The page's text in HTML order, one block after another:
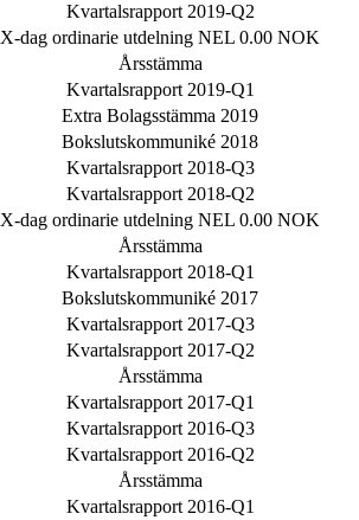
Kvartalsrapport 2019-Q2
X-dag ordinarie utdelning NEL 0.00 NOK
Årsstämma
Kvartalsrapport 2019-Q1
Extra Bolagsstämma 2019
Bokslutskommuniké 2018
Kvartalsrapport 2018-Q3
Kvartalsrapport 2018-Q2
X-dag ordinarie utdelning NEL 0.00 NOK
Årsstämma
Kvartalsrapport 2018-Q1
Bokslutskommuniké 2017
Kvartalsrapport 2017-Q3
Kvartalsrapport 2017-Q2
Årsstämma
Kvartalsrapport 2017-Q1
Kvartalsrapport 2016-Q3
Kvartalsrapport 2016-Q2
Årsstämma
Kvartalsrapport 2016-Q1